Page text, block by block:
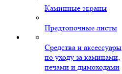
Каминные экраны
Предтопочные листы
Средства и аксессуары
по уходу за каминами,
печами и дымоходами